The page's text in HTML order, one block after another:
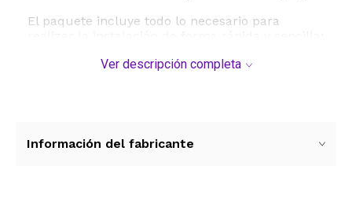
El paquete incluye todo lo necesario para
completo de tornillos de fijación requeridos. Su
Ver descripción completa
Información del fabricante